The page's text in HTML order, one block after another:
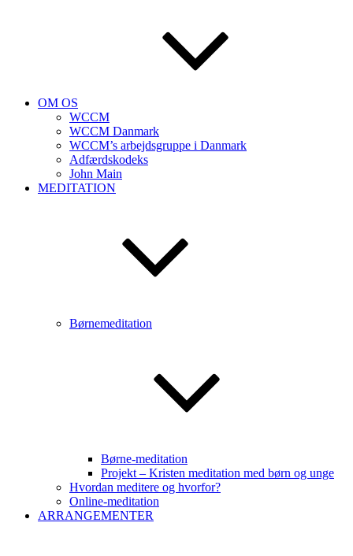
OM OS
WCCM
WCCM Danmark
WCCM’s arbejdsgruppe i Danmark
Adfærdskodeks
John Main
MEDITATION
Børnemeditation
Børne-meditation
Projekt – Kristen meditation med børn og unge
Hvordan meditere og hvorfor?
Online-meditation
ARRANGEMENTER